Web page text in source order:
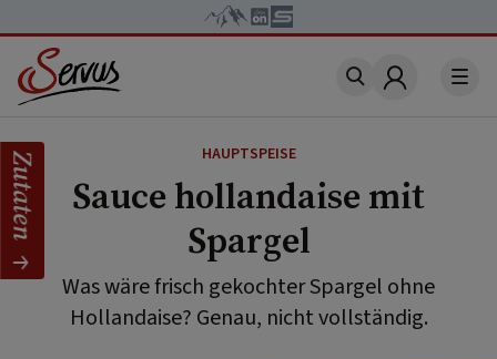
Account
HAUPTSPEISE
Sauce hollandaise mit
Spargel
Was wäre frisch gekochter Spargel ohne
Hollandaise? Genau, nicht vollständig.
Zutaten